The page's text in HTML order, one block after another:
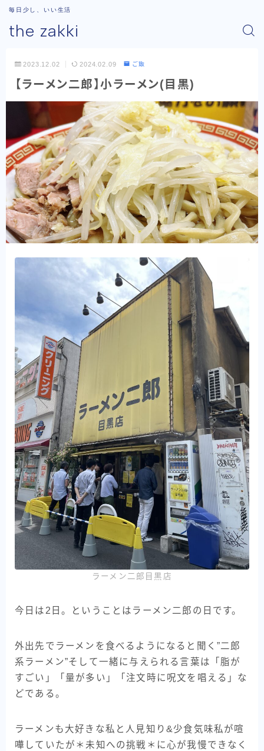
the zakki
毎日少し、いい生活
2023.12.02 2024.02.09 ご飯
【ラーメン二郎】小ラーメン(目黒)
ラーメン二郎目黒店
今日は2日。ということはラーメン二郎の日です。
外出先でラーメンを食べるようになると聞く”二郎
系ラーメン”そして一緒に与えられる言葉は「脂が
すごい」「量が多い」「注文時に呪文を唱える」な
どである。
ラーメンも大好きな私と人見知り&少食気味私が喧
嘩していたが＊未知への挑戦＊に心が我慢できなく